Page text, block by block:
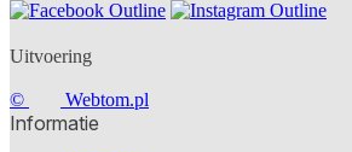
Uitvoering
© Webtom.pl
Informatie